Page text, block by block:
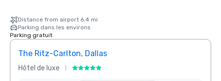
Distance from airport 6.4 mi
Parking dans les environs
Parking gratuit
The Ritz-Carlton, Dallas
Hôtel de luxe